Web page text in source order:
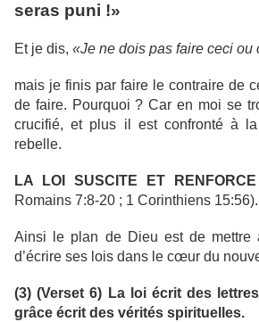
seras puni !»
Et je dis, «Je ne dois pas faire ceci ou
mais je finis par faire le contraire de
de faire. Pourquoi ? Car en moi se
crucifié, et plus il est confronté à
rebelle.
LA LOI SUSCITE ET
Romains 7:8-20 ; 1 Corinthiens 15:56).
Ainsi le plan de Dieu est de mettre
d’écrire ses lois dans le cœur du
(3) (Verset 6) La loi écrit des
grâce écrit des vérités spirituelles.